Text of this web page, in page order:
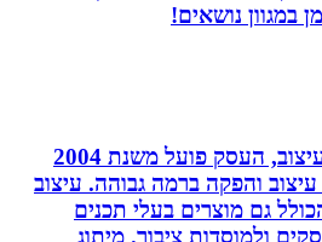
נושאים!
בטי ששון סטודיו לעיצוב, העסק פועל משנת 2004
והפקה ברמה גבוהה. עיצוב
גם מוצרים בעלי תכנים
ולמוסדות ציבור. מיתוג